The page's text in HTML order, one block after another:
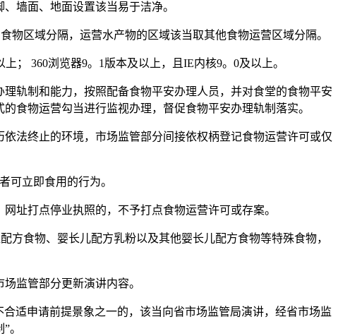
墙面、地面设置该当易于洁净。
区域分隔，运营水产物的区域该当取其他食物运营区域分隔。
360浏览器9。1版本及以上，且IE内核9。0及以上。
轨制和能力，按照配备食物平安办理人员，并对食堂的食物平安
食物运营勾当进行监视办理，督促食物平安办理轨制落实。
法终止的环境，市场监管部分间接依权柄登记食物运营许可或仅
立即食用的行为。
打点停业执照的，不予打点食物运营许可或存案。
食物、婴长儿配方乳粉以及其他婴长儿配方食物等特殊食物，
监管部分更新演讲内容。
适申请前提景象之一的，该当向省市场监管局演讲，经省市场监
。